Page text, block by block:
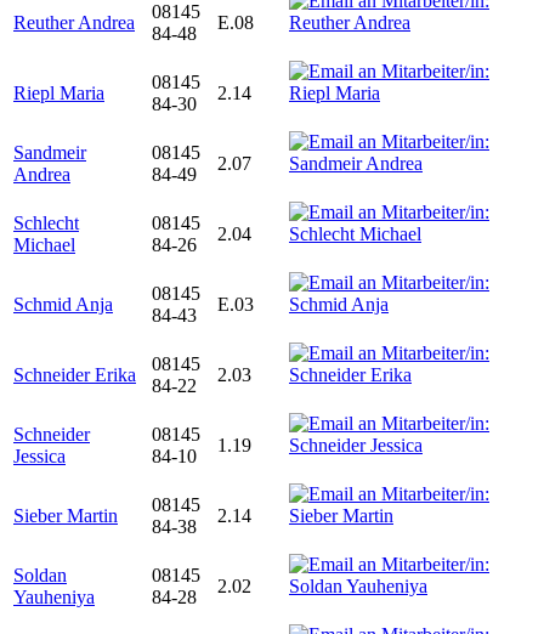
Reuther Andrea
08145
84-48
E.08
Riepl Maria
08145
84-30
2.14
Sandmeir
Andrea
08145
84-49
2.07
Schlecht
Michael
08145
84-26
2.04
Schmid Anja
08145
84-43
E.03
Schneider Erika
08145
84-22
2.03
Schneider
Jessica
08145
84-10
1.19
Sieber Martin
08145
84-38
2.14
Soldan
Yauheniya
08145
84-28
2.02